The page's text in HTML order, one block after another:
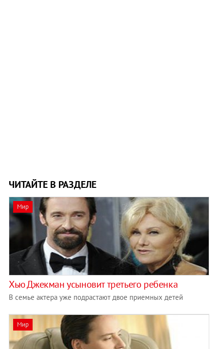
ЧИТАЙТЕ В РАЗДЕЛЕ
Мир
Хью Джекман усыновит третьего ребенка
В семье актера уже подрастают двое приемных детей
Мир